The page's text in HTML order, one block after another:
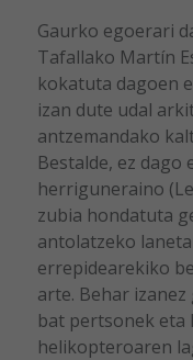
Gaurko egoerari
Tafallako Martín
kokatuta dagoen
izan dute udal
antzemandako
Bestalde, ez
herriguneraino
zubia hondatuta
antolatzeko
errepidearekiko
arte. Behar
bat pertsonek eta
helikopteroaren